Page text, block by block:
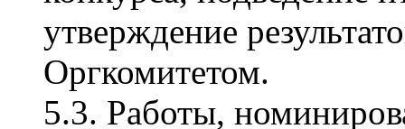
утверждение
Оргкомитетом.
5.3. Работы,